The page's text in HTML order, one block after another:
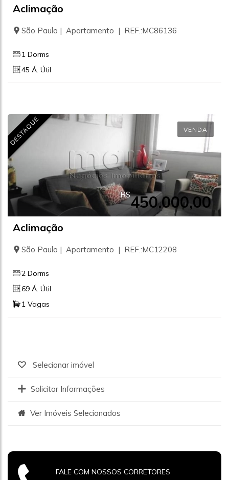
Aclimação
São Paulo | Apartamento | REF.:MC86136
1 Dorms
45 Á. Útil
DESTAQUE VENDA
R$450.000,00
Aclimação
São Paulo | Apartamento | REF.:MC12208
2 Dorms
69 Á. Útil
1 Vagas
Selecionar imóvel
Solicitar Informações
Ver Imóveis Selecionados
FALE COM NOSSOS CORRETORES